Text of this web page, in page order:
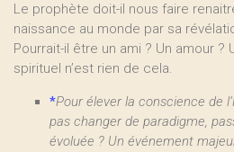
Le prophète doit-il nous faire
naissance au monde par sa
Pourrait-il être un ami ? Un amour ?
spirituel n’est rien de cela.
*Pour élever la conscience de
pas changer de paradigme,
évoluée ? Un événement